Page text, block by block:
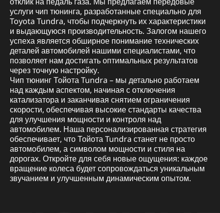
услуги чип тюнинга, разработанные специально для
Toyota Tundra, чтобы подчеркнуть их характеристики
и выдающуюся производительность. Залогом нашего
успеха является обширное понимание технических
деталей автомобилей нашими специалистами, что
позволяет нам достигать оптимальных результатов
через точную настройку.
Чип тюнинг Тойота Tundra – мы детально работаем
над каждым аспектом, начиная с отключения
катализатора и заканчивая снятием ограничения
скорости, обеспечивая высокие стандарты качества
для улучшения мощности и контроля над
автомобилем. Наша персонализированная стратегия
обеспечивает, что Тойота Tundra станет не просто
автомобилем, а символом мощности и стиля на
дорогах. Откройте для себя новые ощущения: каждое
вращение колеса будет сопровождаться уникальным
звучанием и улучшенным динамическим опытом.